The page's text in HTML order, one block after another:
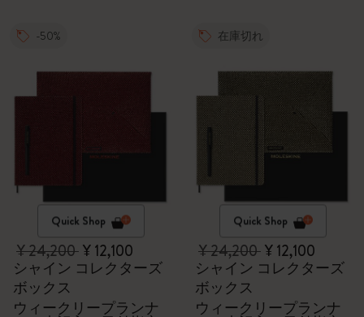
-50%
Quick Shop
¥ 24,200¥ 12,100
シャイン コレクターズ
ボックス
ウィークリープランナ
在庫切れ
Quick Shop
¥ 24,200¥ 12,100
シャイン コレクターズ
ボックス
ウィークリープランナ